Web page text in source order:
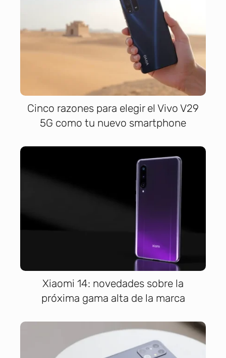
Cinco razones para elegir el Vivo V29
5G como tu nuevo smartphone
Xiaomi 14: novedades sobre la
próxima gama alta de la marca